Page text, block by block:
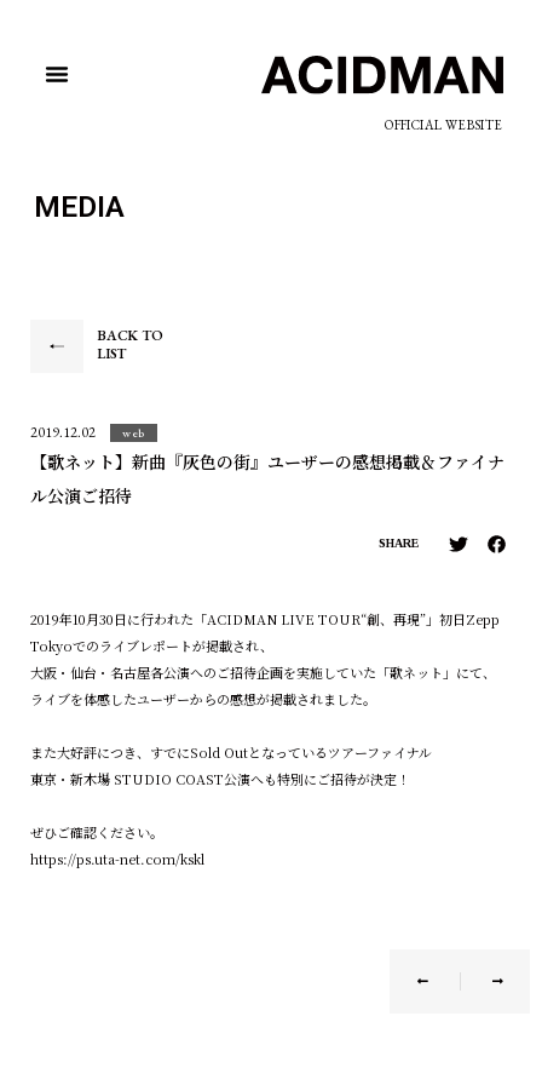
OFFICIAL WEBSITE
MEDIA
BACK TO
LIST
2019.12.02 web
【歌ネット】新曲『灰色の街』ユーザーの感想掲載＆ファイナ
ル公演ご招待
SHARE
2019年10月30日に行われた「ACIDMAN LIVE TOUR“創、再現”」初日Zepp
Tokyoでのライブレポートが掲載され、
大阪・仙台・名古屋各公演へのご招待企画を実施していた「歌ネット」にて、
ライブを体感したユーザーからの感想が掲載されました。
また大好評につき、すでにSold Outとなっているツアーファイナル
東京・新木場 STUDIO COAST公演へも特別にご招待が決定！
ぜひご確認ください。
https://ps.uta-net.com/kskl